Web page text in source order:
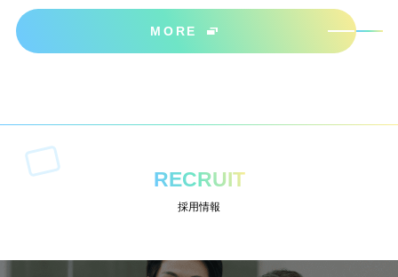
ださいね＾＾
MORE
RECRUIT
採用情報